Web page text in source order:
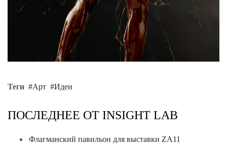
Теги Арт Идеи
ПОСЛЕДНЕЕ ОТ INSIGHT LAB
Флагманский павильон для выставки ZA11